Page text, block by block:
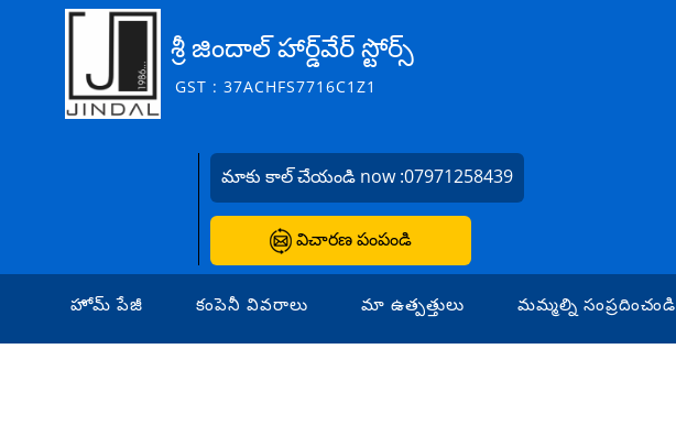
శ్రీ జిందాల్ హార్డ్‌వేర్ స్టోర్స్
GST : 37ACHFS7716C1Z1
మాకు కాల్ చేయండి now :07971258439
విచారణ పంపండి
హోమ్ పేజీ కంపెనీ వివరాలు మా ఉత్పత్తులు మమ్మల్ని సంప్రదించండి